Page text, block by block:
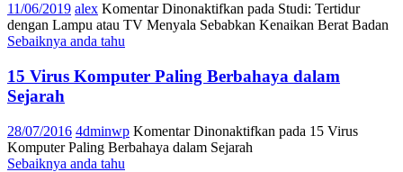
11/06/2019 alex Komentar Dinonaktifkan pada Studi: Tertidur
dengan Lampu atau TV Menyala Sebabkan Kenaikan Berat Badan
Sebaiknya anda tahu
15 Virus Komputer Paling Berbahaya dalam
Sejarah
28/07/2016 4dminwp Komentar Dinonaktifkan pada 15 Virus
Komputer Paling Berbahaya dalam Sejarah
Sebaiknya anda tahu